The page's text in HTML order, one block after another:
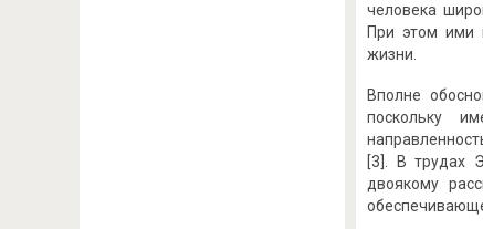
человека
При этом ими
жизни.
Вполне
поскольку
[3]. В трудах
двоякому